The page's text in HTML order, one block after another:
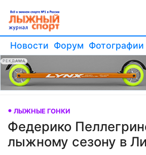
Новости Форум Фотографии
РЕКЛАМА
ЛЫЖНЫЕ ГОНКИ
Федерико
лыжному сезону в